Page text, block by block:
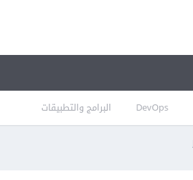
DevOps البرامج والتطبيقات